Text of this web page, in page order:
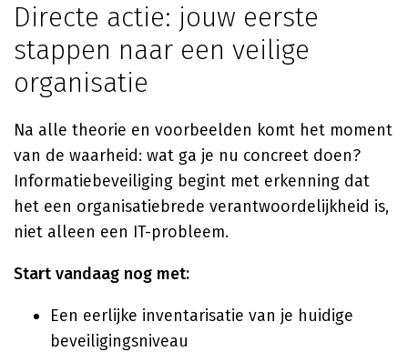
Directe actie: jouw eerste
stappen naar een veilige
organisatie
Na alle theorie en voorbeelden komt het moment
van de waarheid: wat ga je nu concreet doen?
Informatiebeveiliging begint met erkenning dat
het een organisatiebrede verantwoordelijkheid is,
niet alleen een IT-probleem.
Start vandaag nog met:
Een eerlijke inventarisatie van je huidige
beveiligingsniveau